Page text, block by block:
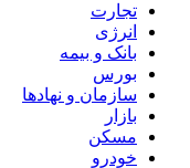
تجارت
انرژی
بانک و بیمه
بورس
سازمان و نهادها
بازار
مسکن
خودرو